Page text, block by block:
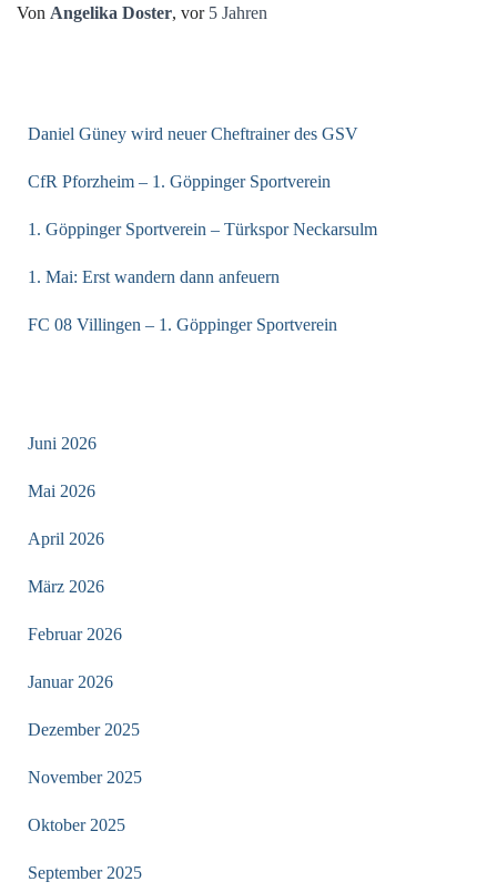
Von Angelika Doster, vor 5 Jahren
Daniel Güney wird neuer Cheftrainer des GSV
CfR Pforzheim – 1. Göppinger Sportverein
1. Göppinger Sportverein – Türkspor Neckarsulm
1. Mai: Erst wandern dann anfeuern
FC 08 Villingen – 1. Göppinger Sportverein
Juni 2026
Mai 2026
April 2026
März 2026
Februar 2026
Januar 2026
Dezember 2025
November 2025
Oktober 2025
September 2025